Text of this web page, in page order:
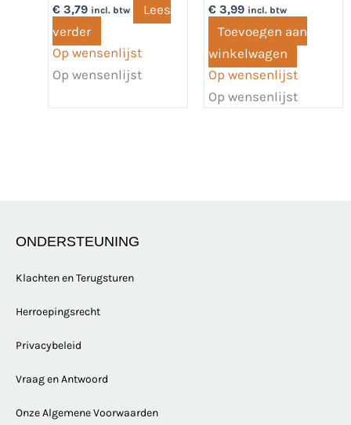
€ 3,79 incl. btw
Lees
verder
Op wensenlijst
Op wensenlijst
€3,99 incl. btw
Toevoegen aan
winkelwagen
Op wensenlijst
Op wensenlijst
ONDERSTEUNING
Klachten en Terugsturen
Herroepingsrecht
Privacybeleid
Vraag en Antwoord
Onze Algemene Voorwaarden